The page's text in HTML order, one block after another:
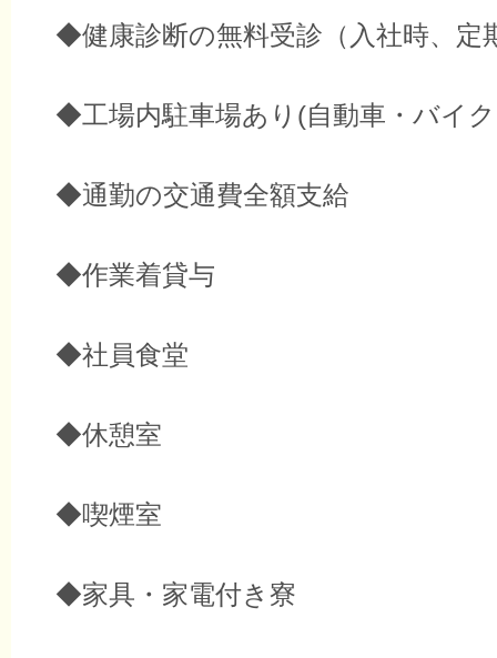
◆健康診断の無料受診（入社時、定
◆工場内駐車場あり(自動車・バイ
◆通勤の交通費全額支給
◆作業着貸与
◆社員食堂
◆休憩室
◆喫煙室
◆家具・家電付き寮